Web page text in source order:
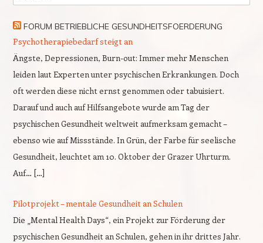
FORUM BETRIEBLICHE GESUNDHEITSFOERDERUNG
Psychotherapiebedarf steigt an
Ängste, Depressionen, Burn-out: Immer mehr Menschen
leiden laut Experten unter psychischen Erkrankungen. Doch
oft werden diese nicht ernst genommen oder tabuisiert.
Darauf und auch auf Hilfsangebote wurde am Tag der
psychischen Gesundheit weltweit aufmerksam gemacht –
ebenso wie auf Missstände. In Grün, der Farbe für seelische
Gesundheit, leuchtet am 10. Oktober der Grazer Uhrturm.
Auf… […]
Pilotprojekt – mentale Gesundheit an Schulen
Die „Mental Health Days“, ein Projekt zur Förderung der
psychischen Gesundheit an Schulen, gehen in ihr drittes Jahr.